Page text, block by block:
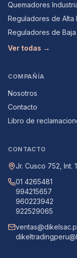
Quemadores
Reguladores de Alta
Reguladores de
Ver todas →
COMPAÑÍA
Nosotros
Contacto
Libro de
CONTACTO
Jr. Cusco 752, Int.
01 4265481
994215657
960223942
922529065